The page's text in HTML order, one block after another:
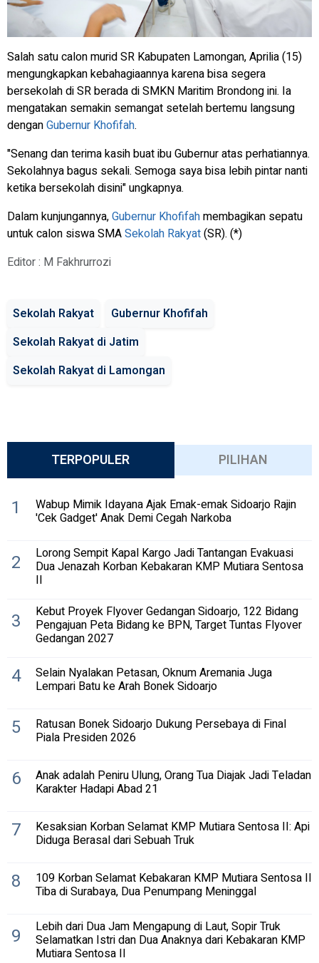
Salah satu calon murid SR Kabupaten Lamongan, Aprilia (15)
mengungkapkan kebahagiaannya karena bisa segera
bersekolah di SR berada di SMKN Maritim Brondong ini. Ia
mengatakan semakin semangat setelah bertemu langsung
denganGubernur Khofifah.
"Senang dan terima kasih buat ibu Gubernur atas perhatiannya.
Sekolahnya bagus sekali. Semoga saya bisa lebih pintar nanti
ketika bersekolah disini" ungkapnya.
Dalam kunjungannya,Gubernur Khofifahmembagikan sepatu
untuk calon siswa SMASekolah Rakyat(SR). (*)
Editor : M Fakhrurrozi
Sekolah Rakyat
Gubernur Khofifah
Sekolah Rakyat di Jatim
Sekolah Rakyat di Lamongan
TERPOPULER PILIHAN
1 Wabup Mimik Idayana Ajak Emak-emak Sidoarjo Rajin
'Cek Gadget' Anak Demi Cegah Narkoba
2 Lorong Sempit Kapal Kargo Jadi Tantangan Evakuasi
Dua Jenazah Korban Kebakaran KMP Mutiara Sentosa
II
3 Kebut Proyek Flyover Gedangan Sidoarjo, 122 Bidang
Pengajuan Peta Bidang ke BPN, Target Tuntas Flyover
Gedangan 2027
4 Selain Nyalakan Petasan, Oknum Aremania Juga
Lempari Batu ke Arah Bonek Sidoarjo
5 Ratusan Bonek Sidoarjo Dukung Persebaya di Final
Piala Presiden 2026
6 Anak adalah Peniru Ulung, Orang Tua Diajak Jadi Teladan
Karakter Hadapi Abad 21
7 Kesaksian Korban Selamat KMP Mutiara Sentosa II: Api
Diduga Berasal dari Sebuah Truk
8 109 Korban Selamat Kebakaran KMP Mutiara Sentosa II
Tiba di Surabaya, Dua Penumpang Meninggal
9 Lebih dari Dua Jam Mengapung di Laut, Sopir Truk
Selamatkan Istri dan Dua Anaknya dari Kebakaran KMP
Mutiara Sentosa II